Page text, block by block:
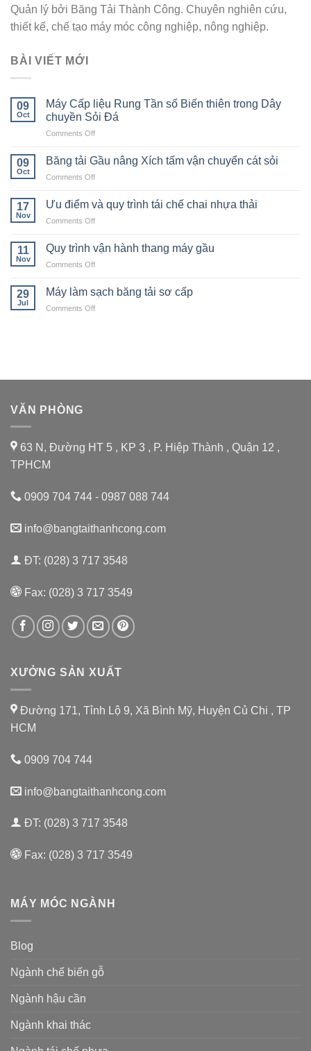
Quản lý bởi Băng Tải Thành Công. Chuyên nghiên cứu,
thiết kế, chế tạo máy móc công nghiệp, nông nghiệp.
BÀI VIẾT MỚI
09
Oct
Máy Cấp liệu Rung Tần số Biến thiên trong Dây
chuyền Sỏi Đá
Comments Offon
Cấp
số
Dây
chuyền
09
Oct
Băng tải Gầu nâng Xích tấm vận chuyển cát sỏi
Comments Offon
tải
tấm
sỏi
17
Nov
Ưu điểm và quy trình tái chế chai nhựa thải
Comments Offon
điểm
và
tái
11
Nov
Quy trình vận hành thang máy gầu
Comments Offon
trình
vận
29
Jul
Máy làm sạch băng tải sơ cấp
Comments Offon
sơ
VĂN PHÒNG
63 N, Đường HT 5 , KP 3 , P. Hiệp Thành , Quận 12 ,
TPHCM
0909 704 744 - 0987 088 744
info@bangtaithanhcong.com
ĐT: (028) 3 717 3548
Fax: (028) 3 717 3549
XƯỞNG SẢN XUẤT
Đường 171, Tỉnh Lộ 9, Xã Bình Mỹ, Huyện Củ Chi , TP
HCM
0909 704 744
info@bangtaithanhcong.com
ĐT: (028) 3 717 3548
Fax: (028) 3 717 3549
MÁY MÓC NGÀNH
Blog
Ngành chế biến gỗ
Ngành hậu cần
Ngành khai thác